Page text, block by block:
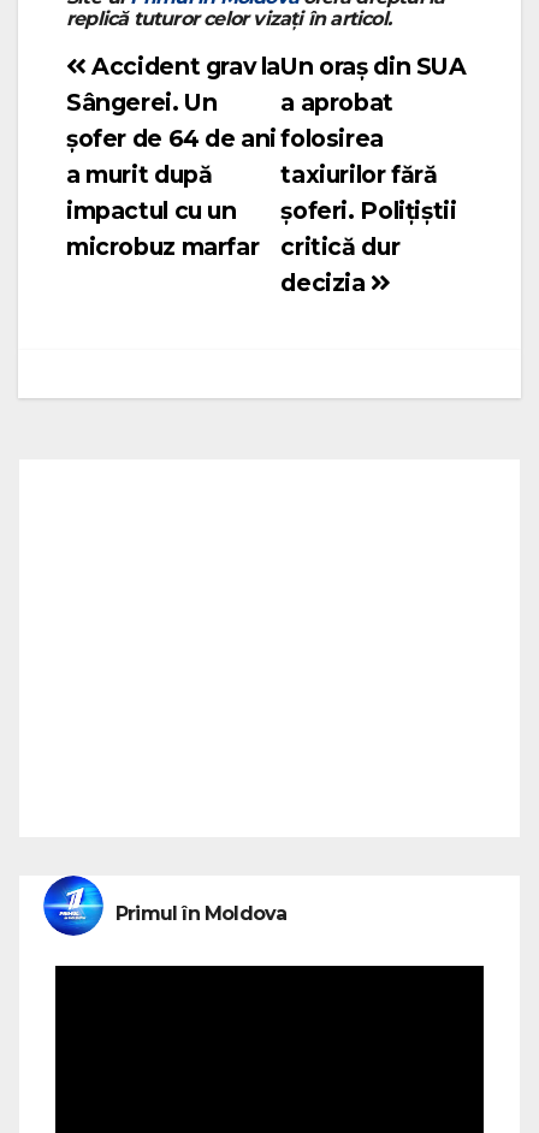
replică tuturor celor vizați în articol.
Navigare
în
articole
Un oraș din SUA
a aprobat
folosirea
taxiurilor fără
șoferi. Polițiștii
critică dur
decizia
Accident grav la
Sângerei. Un
șofer de 64 de ani
a murit după
impactul cu un
microbuz marfar
Primul în Moldova